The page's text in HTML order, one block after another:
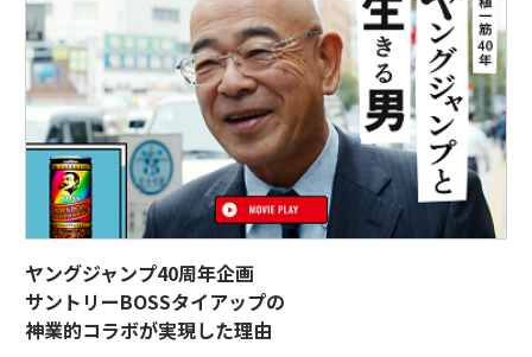
ヤングジャンプ40周年企画
サントリーBOSSタイアップの
神業的コラボが実現した理由